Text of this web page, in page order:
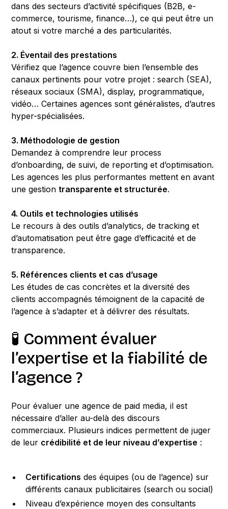
dans des secteurs d’activité spécifiques (B2B, e-
commerce, tourisme, finance…), ce qui peut être un
atout si votre marché a des particularités.
2. Éventail des prestations
Vérifiez que l’agence couvre bien l’ensemble des
canaux pertinents pour votre projet : search (SEA),
réseaux sociaux (SMA), display, programmatique,
vidéo… Certaines agences sont généralistes, d’autres
hyper-spécialisées.
3. Méthodologie de gestion
Demandez à comprendre leur process
d’onboarding, de suivi, de reporting et d’optimisation.
Les agences les plus performantes mettent en avant
une gestion transparente et structurée.
4. Outils et technologies utilisés
Le recours à des outils d’analytics, de tracking et
d’automatisation peut être gage d’efficacité et de
transparence.
5. Références clients et cas d’usage
Les études de cas concrètes et la diversité des
clients accompagnés témoignent de la capacité de
l’agence à s’adapter et à délivrer des résultats.
🧪 Comment évaluer
l’expertise et la fiabilité de
l’agence ?
Pour évaluer une agence de paid media, il est
nécessaire d’aller au-delà des discours
commerciaux. Plusieurs indices permettent de juger
de leur crédibilité et de leur niveau d’expertise :
Certifications des équipes (ou de l’agence) sur
différents canaux publicitaires (search ou social)
Niveau d’expérience moyen des consultants